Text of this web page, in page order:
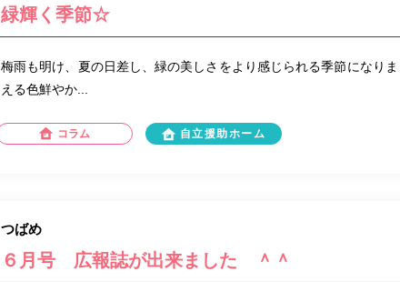
緑輝く季節☆
梅雨も明け、夏の日差し、緑の美しさをより感じられる季節になり
える色鮮やか...
コラム 自立援助ホーム
つばめ
６月号 広報誌が出来ました ＾＾